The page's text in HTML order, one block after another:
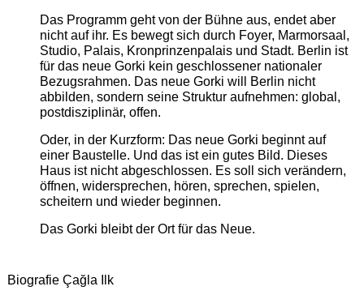
Das Programm geht von der Bühne aus, endet aber
nicht auf ihr. Es bewegt sich durch Foyer, Marmorsaal,
Studio, Palais, Kronprinzenpalais und Stadt. Berlin ist
für das neue Gorki kein geschlossener nationaler
Bezugsrahmen. Das neue Gorki will Berlin nicht
abbilden, sondern seine Struktur aufnehmen: global,
postdisziplinär, offen.
Oder, in der Kurzform: Das neue Gorki beginnt auf
einer Baustelle. Und das ist ein gutes Bild. Dieses
Haus ist nicht abgeschlossen. Es soll sich verändern,
öffnen, widersprechen, hören, sprechen, spielen,
scheitern und wieder beginnen.
Das Gorki bleibt der Ort für das Neue.
Biografie Çağla Ilk